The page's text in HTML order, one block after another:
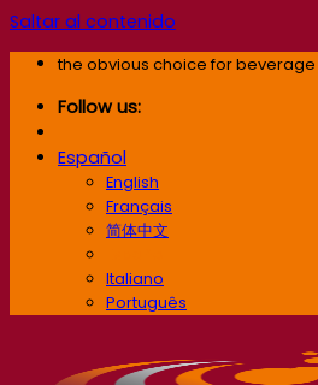
Saltar al contenido
the obvious choice for beverage
Follow us:
Español
English
Français
简体中文
Italiano
Português